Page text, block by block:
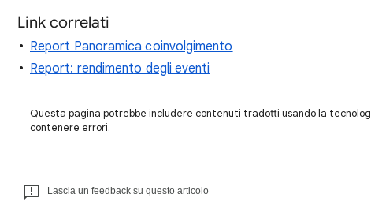
Link correlati
Report Panoramica coinvolgimento
Report: rendimento degli eventi
Questa pagina potrebbe includere contenuti tradotti usando la
contenere errori.
Lascia un feedback su questo articolo